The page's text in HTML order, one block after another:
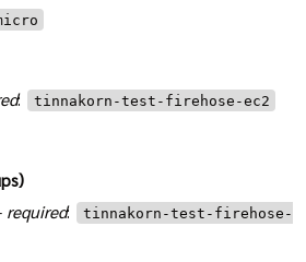
: tinnakorn-test-firehose-ec2
required:
tinnakorn-test-firehose-